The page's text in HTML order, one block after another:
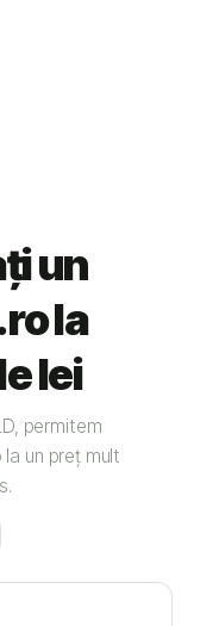
un
la
lei
permitem
un preț mult